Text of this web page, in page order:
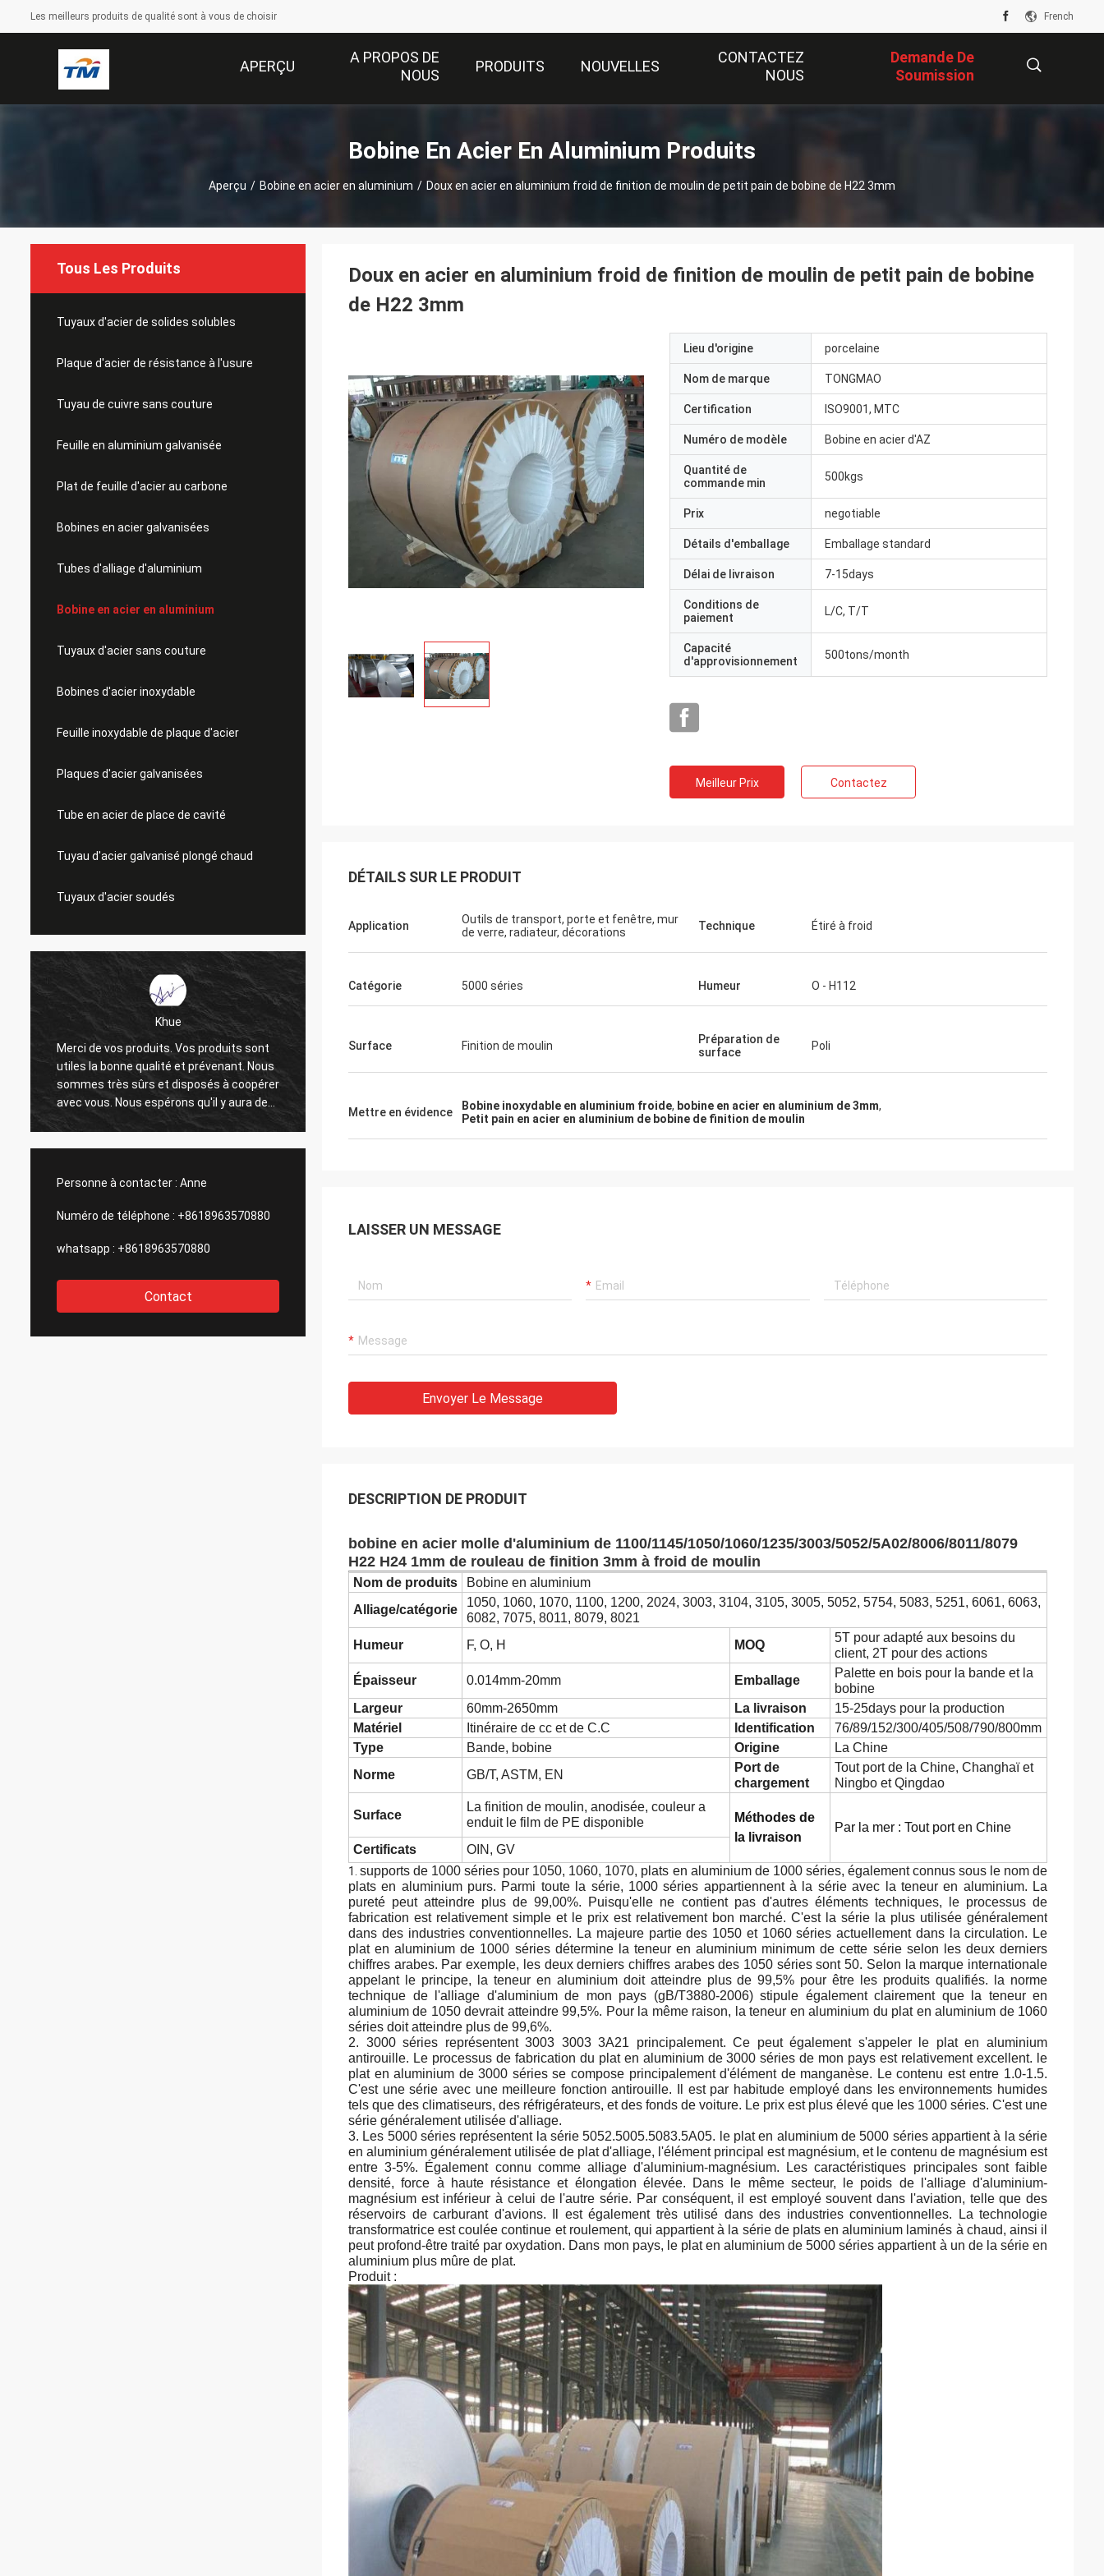
Les meilleurs produits de qualité sont à vous de choisir French
APERÇU
A PROPOS DE
NOUS
PRODUITS NOUVELLES
CONTACTEZ
NOUS
Demande De
Soumission
Bobine En Acier En Aluminium Produits
Aperçu / Bobine en acier en aluminium / Doux en acier en aluminium froid de finition de moulin de petit pain de bobine de H22 3mm
Tous Les Produits
Tuyaux d'acier de solides solubles
Plaque d'acier de résistance à l'usure
Tuyau de cuivre sans couture
Feuille en aluminium galvanisée
Plat de feuille d'acier au carbone
Bobines en acier galvanisées
Tubes d'alliage d'aluminium
Bobine en acier en aluminium
Tuyaux d'acier sans couture
Bobines d'acier inoxydable
Feuille inoxydable de plaque d'acier
Plaques d'acier galvanisées
Tube en acier de place de cavité
Tuyau d'acier galvanisé plongé chaud
Tuyaux d'acier soudés
Khue
Merci de vos produits. Vos produits sont
utiles la bonne qualité et prévenant. Nous
sommes très sûrs et disposés à coopérer
avec vous. Nous espérons qu'il y aura des
occasions pour la coopération avec
Merci infiniment de votre service sincère.
et espoir d'avoir plus de coopération à
l'avenir.
Personne à contacter : Anne
Numéro de téléphone : +8618963570880
whatsapp : +8618963570880
Contact
Doux en acier en aluminium froid de finition de moulin de petit pain de bobine
de H22 3mm
Lieu d'origine porcelaine
Nom de marque TONGMAO
Certification ISO9001, MTC
Numéro de modèle Bobine en acier d'AZ
Quantité de
commande min
500kgs
Prix negotiable
Détails d'emballage Emballage standard
Délai de livraison 7-15days
Conditions de
paiement
L/C, T/T
Capacité
d'approvisionnement
500tons/month
Meilleur Prix Contactez
DÉTAILS SUR LE PRODUIT
Application
Outils de transport, porte et fenêtre, mur
de verre, radiateur, décorations
Technique Étiré à froid
Catégorie 5000 séries Humeur O - H112
Surface Finition de moulin
Préparation de
surface
Poli
Mettre en évidence Bobine inoxydable en aluminium froide, bobine en acier en aluminium de 3mm,
Petit pain en acier en aluminium de bobine de finition de moulin
LAISSER UN MESSAGE
Envoyer Le Message
DESCRIPTION DE PRODUIT
bobine en acier molle d'aluminium de 1100/1145/1050/1060/1235/3003/5052/5A02/8006/8011/8079
H22 H24 1mm de rouleau de finition 3mm à froid de moulin
Nom de produits
Bobine en aluminium
Alliage/catégorie
1050, 1060, 1070, 1100, 1200, 2024, 3003, 3104, 3105, 3005, 5052, 5754, 5083, 5251, 6061, 6063,
6082, 7075, 8011, 8079, 8021
Humeur
F, O, H MOQ
5T pour adapté aux besoins du
client, 2T pour des actions
Épaisseur
0.014mm-20mm Emballage
Palette en bois pour la bande et la
bobine
Largeur
60mm-2650mm La livraison
15-25days pour la production
Matériel
Itinéraire de cc et de C.C Identification
76/89/152/300/405/508/790/800mm
Type
Bande, bobine Origine
La Chine
Norme
GB/T, ASTM, EN
Port de
chargement
Tout port de la Chine, Changhaï et
Ningbo et Qingdao
Surface
La finition de moulin, anodisée, couleur a
enduit le film de PE disponible
Méthodes de
la livraison
Par la mer : Tout port en Chine
Certificats
OIN, GV
1.supports de 1000 séries pour 1050, 1060, 1070, plats en aluminium de 1000 séries, également connus sous le nom de
plats en aluminium purs. Parmi toute la série, 1000 séries appartiennent à la série avec la teneur en aluminium. La
pureté peut atteindre plus de 99,00%. Puisqu'elle ne contient pas d'autres éléments techniques, le processus de
fabrication est relativement simple et le prix est relativement bon marché. C'est la série la plus utilisée généralement
dans des industries conventionnelles. La majeure partie des 1050 et 1060 séries actuellement dans la circulation. Le
plat en aluminium de 1000 séries détermine la teneur en aluminium minimum de cette série selon les deux derniers
chiffres arabes. Par exemple, les deux derniers chiffres arabes des 1050 séries sont 50. Selon la marque internationale
appelant le principe, la teneur en aluminium doit atteindre plus de 99,5% pour être les produits qualifiés. la norme
technique de l'alliage d'aluminium de mon pays (gB/T3880-2006) stipule également clairement que la teneur en
aluminium de 1050 devrait atteindre 99,5%. Pour la même raison, la teneur en aluminium du plat en aluminium de 1060
séries doit atteindre plus de 99,6%.
2. 3000 séries représentent 3003 3003 3A21 principalement. Ce peut également s'appeler le plat en aluminium
antirouille. Le processus de fabrication du plat en aluminium de 3000 séries de mon pays est relativement excellent. le
plat en aluminium de 3000 séries se compose principalement d'élément de manganèse. Le contenu est entre 1.0-1.5.
C'est une série avec une meilleure fonction antirouille. Il est par habitude employé dans les environnements humides
tels que des climatiseurs, des réfrigérateurs, et des fonds de voiture. Le prix est plus élevé que les 1000 séries. C'est une
série généralement utilisée d'alliage.
3. Les 5000 séries représentent la série 5052.5005.5083.5A05. le plat en aluminium de 5000 séries appartient à la série
en aluminium généralement utilisée de plat d'alliage, l'élément principal est magnésium, et le contenu de magnésium est
entre 3-5%. Également connu comme alliage d'aluminium-magnésium. Les caractéristiques principales sont faible
densité, force à haute résistance et élongation élevée. Dans le même secteur, le poids de l'alliage d'aluminium-
magnésium est inférieur à celui de l'autre série. Par conséquent, il est employé souvent dans l'aviation, telle que des
réservoirs de carburant d'avions. Il est également très utilisé dans des industries conventionnelles. La technologie
transformatrice est coulée continue et roulement, qui appartient à la série de plats en aluminium laminés à chaud, ainsi il
peut profond-être traité par oxydation. Dans mon pays, le plat en aluminium de 5000 séries appartient à un de la série en
aluminium plus mûre de plat.
Produit :